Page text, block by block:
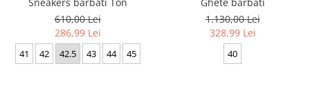
610,00 Lei
286,99 Lei
41 42 42.5 43 44 45
1.130,00 Lei
328,99 Lei
40